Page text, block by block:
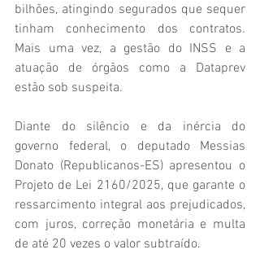
bilhões, atingindo segurados que sequer
tinham conhecimento dos contratos.
Mais uma vez, a gestão do INSS e a
atuação de órgãos como a Dataprev
estão sob suspeita.
Diante do silêncio e da inércia do
governo federal, o deputado Messias
Donato (Republicanos-ES) apresentou o
Projeto de Lei 2160/2025, que garante o
ressarcimento integral aos prejudicados,
com juros, correção monetária e multa
de até 20 vezes o valor subtraído.